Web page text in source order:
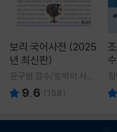
보리 국어사전 (2025
년 최신판)
윤구병 감수/토박이 사전
편찬실 편
9.6 (158)